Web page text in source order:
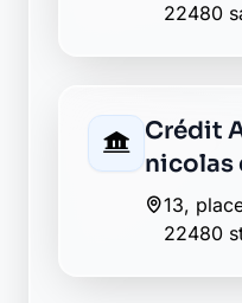
22480
Crédit
nicolas
13,
22480